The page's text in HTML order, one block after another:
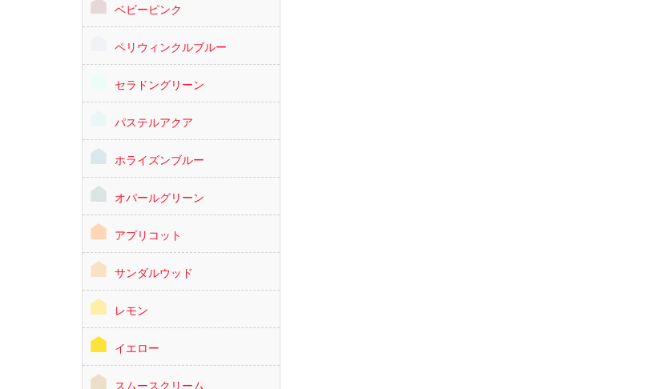
ベビーピンク
ペリウィンクルブルー
セラドングリーン
パステルアクア
ホライズンブルー
オパールグリーン
アプリコット
サンダルウッド
レモン
イエロー
スムースクリーム